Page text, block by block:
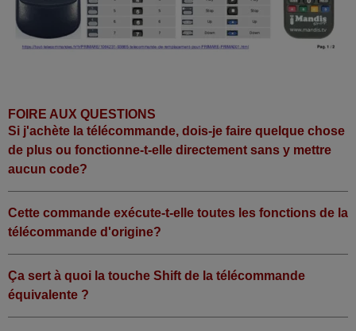
FOIRE AUX QUESTIONS
Si j'achète la télécommande, dois-je faire quelque chose
de plus ou fonctionne-t-elle directement sans y mettre
aucun code?
Cette commande exécute-t-elle toutes les fonctions de la
télécommande d'origine?
Ça sert à quoi la touche Shift de la télécommande
équivalente ?